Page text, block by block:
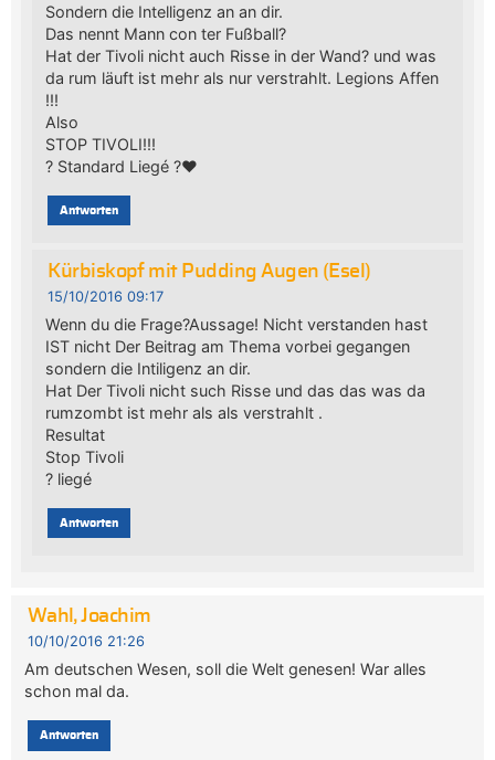
Sondern die Intelligenz an an dir.
Das nennt Mann con ter Fußball?
Hat der Tivoli nicht auch Risse in der Wand? und was
da rum läuft ist mehr als nur verstrahlt. Legions Affen
!!!
Also
STOP TIVOLI!!!
? Standard Liegé ?❤
Antworten
Kürbiskopf mit Pudding Augen (Esel)
15/10/2016 09:17
Wenn du die Frage?Aussage! Nicht verstanden hast
IST nicht Der Beitrag am Thema vorbei gegangen
sondern die Intiligenz an dir.
Hat Der Tivoli nicht such Risse und das das was da
rumzombt ist mehr als als verstrahlt .
Resultat
Stop Tivoli
? liegé
Antworten
Wahl, Joachim
10/10/2016 21:26
Am deutschen Wesen, soll die Welt genesen! War alles
schon mal da.
Antworten